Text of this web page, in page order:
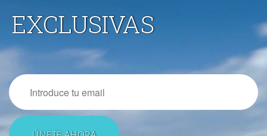
EXCLUSIVAS
Email